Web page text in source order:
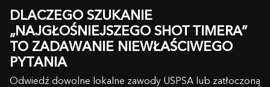
DLACZEGO SZUKANIE
„NAJGŁOŚNIEJSZEGO SHOT TIMERA”
TO ZADAWANIE NIEWŁAŚCIWEGO
PYTANIA
Odwiedź dowolne lokalne zawody USPSA lub zatłoczoną